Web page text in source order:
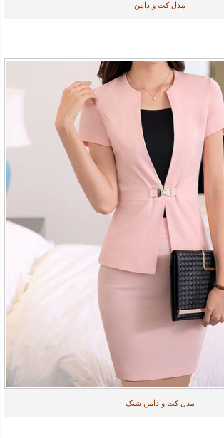
مدل کت و دامن
مدل کت و دامن شیک